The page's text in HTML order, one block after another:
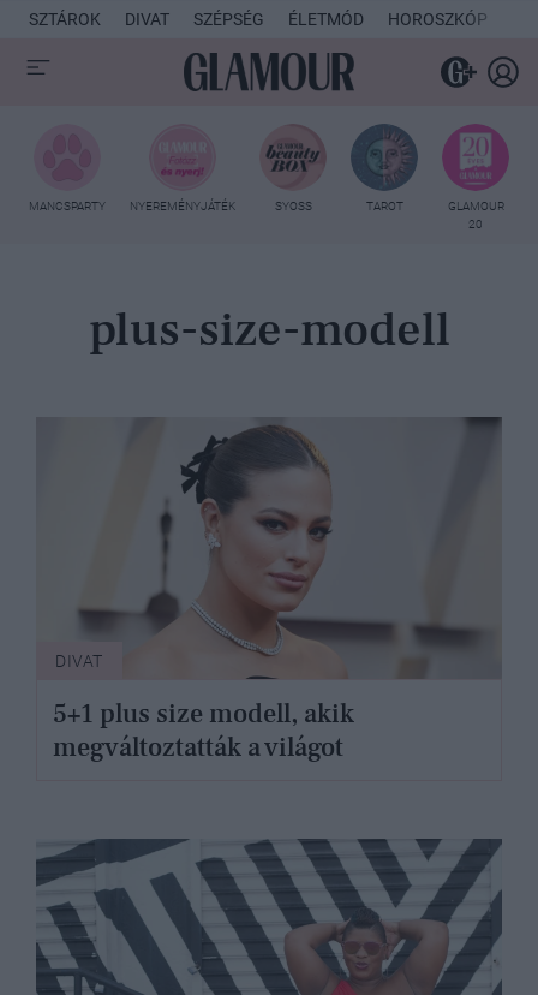
SZTÁROK DIVAT SZÉPSÉG ÉLETMÓD HOROSZKÓP
MANCSPARTY NYEREMÉNYJÁTÉK SYOSS TAROT
GLAMOUR
20
plus-size-modell
DIVAT
5+1 plus size modell, akik
megváltoztatták a világot